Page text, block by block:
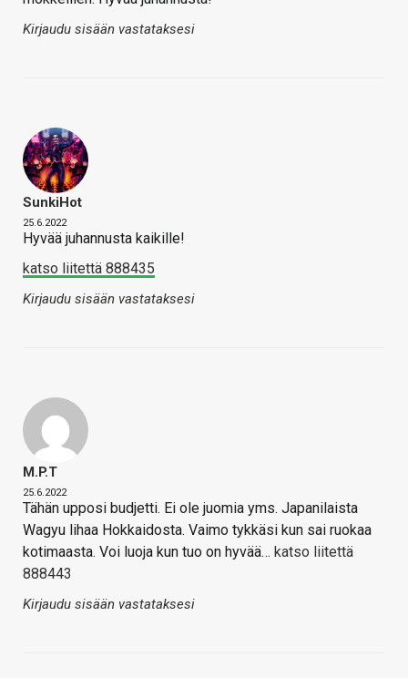
Kirjaudu sisään vastataksesi
SunkiHot
25.6.2022
Hyvää juhannusta kaikille!
katso liitettä 888435
Kirjaudu sisään vastataksesi
M.P.T
25.6.2022
Tähän upposi budjetti. Ei ole juomia yms. Japanilaista
Wagyu lihaa Hokkaidosta. Vaimo tykkäsi kun sai ruokaa
kotimaasta. Voi luoja kun tuo on hyvää… katso liitettä
888443
Kirjaudu sisään vastataksesi